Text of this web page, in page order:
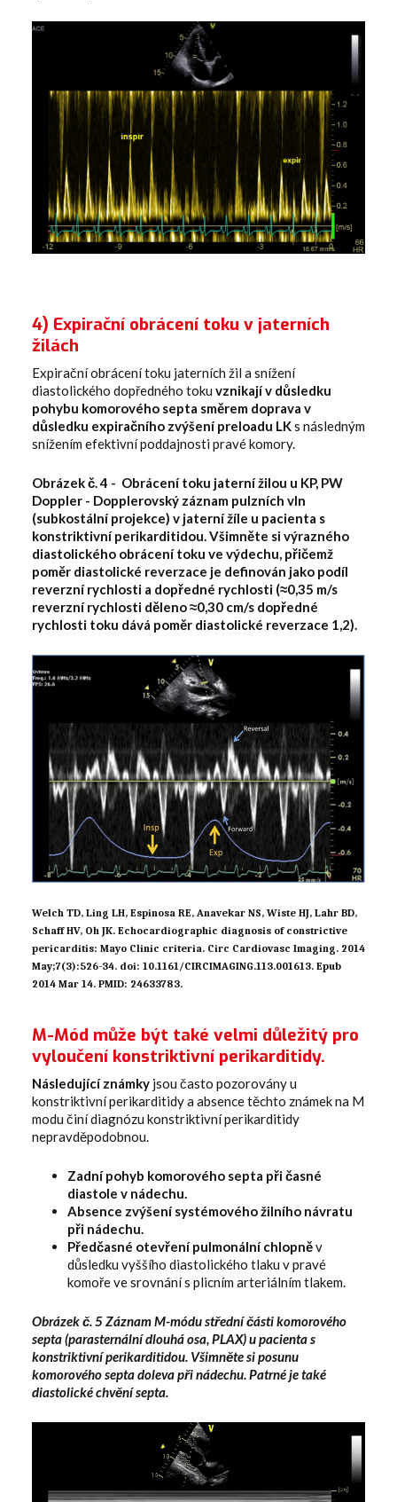
4) Expirační obrácení toku v jaterních
žilách
Expirační obrácení toku jaterních žil a snížení
diastolického dopředného toku vznikají v důsledku
pohybu komorového septa směrem doprava v
důsledku expiračního zvýšení preloadu LKs následným
snížením efektivní poddajnosti pravé komory.
Obrázek č. 4 - Obrácení toku jaterní žilou u KP, PW
Doppler - Dopplerovský záznam pulzních vln
(subkostální projekce) v jaterní žíle u pacienta s
konstriktivní perikarditidou. Všimněte si výrazného
diastolického obrácení toku ve výdechu, přičemž
poměr diastolické reverzace je definován jako podíl
reverzní rychlosti a dopředné rychlosti (≈0,35 m/s
reverzní rychlosti děleno ≈0,30 cm/s dopředné
rychlosti toku dává poměr diastolické reverzace 1,2).
Welch TD, Ling LH, Espinosa RE, Anavekar NS, Wiste HJ, Lahr BD,
Schaff HV, Oh JK. Echocardiographic diagnosis of constrictive
pericarditis: Mayo Clinic criteria. Circ Cardiovasc Imaging. 2014
May;7(3):526-34. doi: 10.1161/CIRCIMAGING.113.001613. Epub
2014 Mar 14. PMID: 24633783.
M-‍Mód může být také velmi důležitý pro
vyloučení konstriktivní perikarditidy.
‍Následující známky jsou často pozorovány u
konstriktivní perikarditidy a absence těchto známek na M
modu činí diagnózu konstriktivní perikarditidy
nepravděpodobnou.
Zadní pohyb komorového septa při časné
diastole v nádechu.
Absence zvýšení systémového žilního návratu
při nádechu.
Předčasné otevření pulmonální chlopněv
důsledku vyššího diastolického tlaku v pravé
komoře ve srovnání s plicním arteriálním tlakem.
Obrázek č. 5 Záznam M-módu střední části komorového
septa (parasternální dlouhá osa, PLAX) u pacienta s
konstriktivní perikarditidou. Všimněte si posunu
komorového septa doleva při nádechu. Patrné je také
diastolické chvění septa.